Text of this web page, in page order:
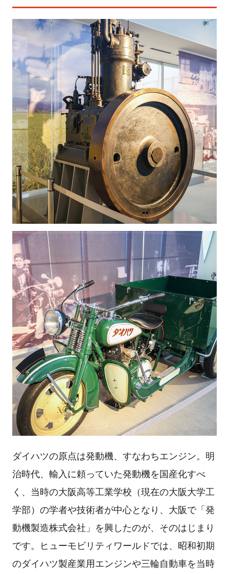
ダイハツの原点は発動機、すなわちエンジン。明
治時代、輸入に頼っていた発動機を国産化すべ
く、当時の大阪高等工業学校（現在の大阪大学工
学部）の学者や技術者が中心となり、大阪で「発
動機製造株式会社」を興したのが、そのはじまり
です。ヒューモビリティワールドでは、昭和初期
のダイハツ製産業用エンジンや三輪自動車を当時